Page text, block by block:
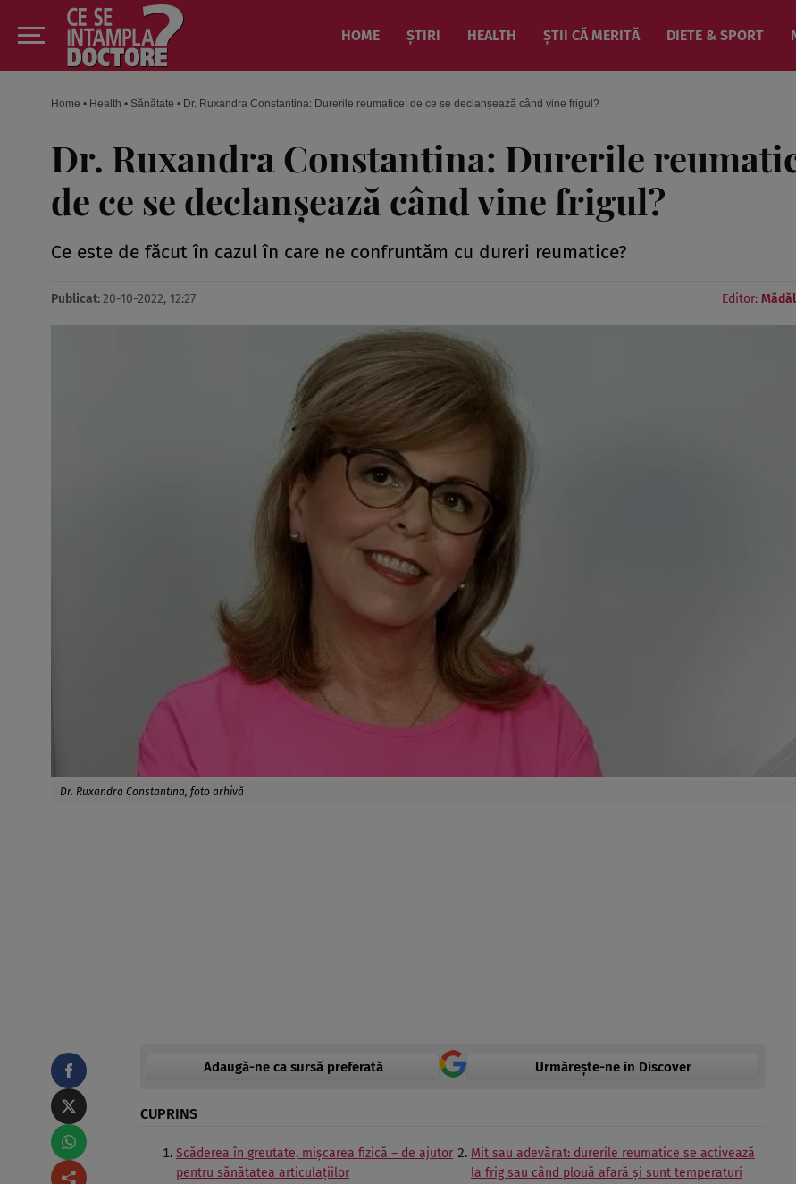
HOME ȘTIRI HEALTH ȘTII CĂ MERITĂ DIETE & SPORT
Home • Health • Sănătate • Dr. Ruxandra Constantina: Durerile reumatice: de ce se declanșează când vine frigul?
Dr. Ruxandra Constantina: Durerile
de ce se declanșează când vine frigul?
Ce este de făcut în cazul în care ne confruntăm cu dureri reumatice?
Publicat:20-10-2022, 12:27 Editor:
Dr. Ruxandra Constantina, foto arhivă
Adaugă-ne ca sursă preferată Urmărește-ne in Discover
CUPRINS
Scăderea în greutate, mișcarea fizică – de ajutor
pentru sănătatea articulațiilor
Mit sau adevărat: durerile reumatice se activează
la frig sau când plouă afară și sunt temperaturi